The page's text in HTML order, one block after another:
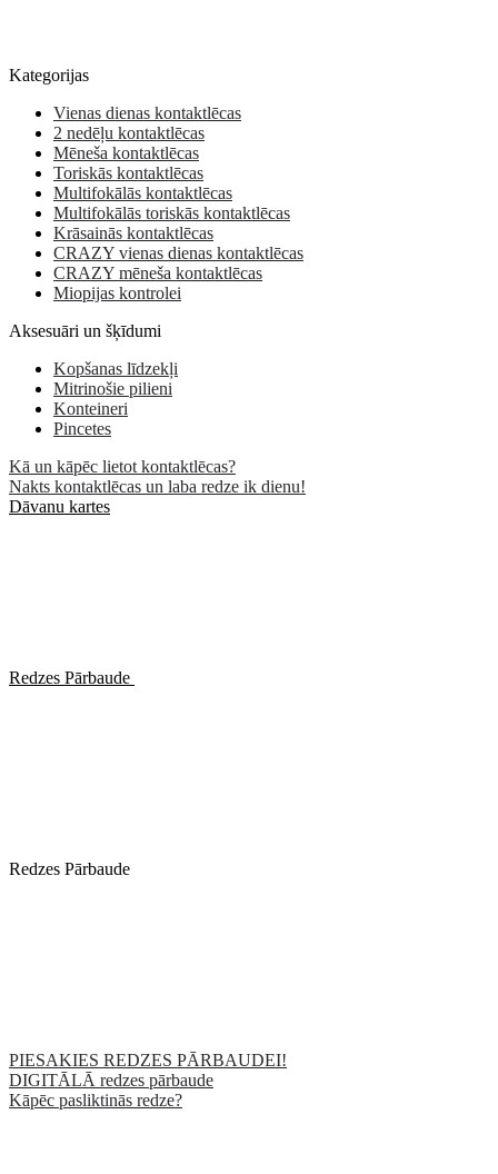
Kategorijas
Vienas dienas kontaktlēcas
2 nedēļu kontaktlēcas
Mēneša kontaktlēcas
Toriskās kontaktlēcas
Multifokālās kontaktlēcas
Multifokālās toriskās kontaktlēcas
Krāsainās kontaktlēcas
CRAZY vienas dienas kontaktlēcas
CRAZY mēneša kontaktlēcas
Miopijas kontrolei
Aksesuāri un šķīdumi
Kopšanas līdzekļi
Mitrinošie pilieni
Konteineri
Pincetes
Kā un kāpēc lietot kontaktlēcas?
Nakts kontaktlēcas un laba redze ik dienu!
Dāvanu kartes
Redzes Pārbaude
Redzes Pārbaude
PIESAKIES REDZES PĀRBAUDEI!
DIGITĀLĀ redzes pārbaude
Kāpēc pasliktinās redze?